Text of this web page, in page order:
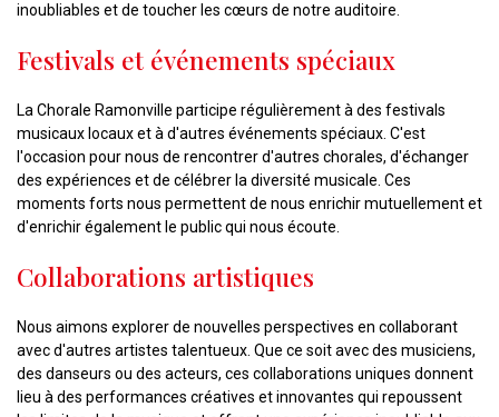
inoubliables et de toucher les cœurs de notre auditoire.
Festivals et événements spéciaux
La Chorale Ramonville participe régulièrement à des festivals
musicaux locaux et à d'autres événements spéciaux. C'est
l'occasion pour nous de rencontrer d'autres chorales, d'échanger
des expériences et de célébrer la diversité musicale. Ces
moments forts nous permettent de nous enrichir mutuellement et
d'enrichir également le public qui nous écoute.
Collaborations artistiques
Nous aimons explorer de nouvelles perspectives en collaborant
avec d'autres artistes talentueux. Que ce soit avec des musiciens,
des danseurs ou des acteurs, ces collaborations uniques donnent
lieu à des performances créatives et innovantes qui repoussent